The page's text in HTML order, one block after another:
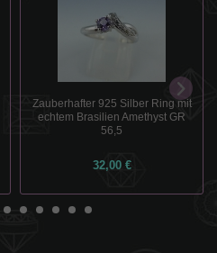
Zauberhafter 925 Silber Ring mit
echtem Brasilien Amethyst GR
56,5
32,00 €